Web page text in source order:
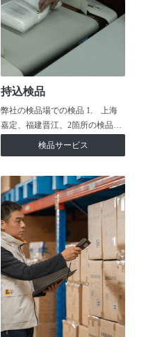
持込検品
弊社の検品場での検品 1. 上海
嘉定、福建晋江、2箇所の検品…
検品サービス